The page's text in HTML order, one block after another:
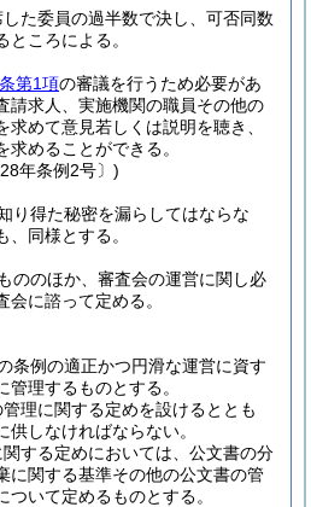
た委員の過半数で決し、可否同数
ころによる。
第1項の審議を行うため必要があ
請求人、実施機関の職員その他の
求めて意見若しくは説明を聴き、
求めることができる。
年条例2号〕)
り得た秘密を漏らしてはならな
、同様とする。
ののほか、審査会の運営に関し必
に諮って定める。
条例の適正かつ円滑な運営に資す
理するものとする。
理に関する定めを設けるととも
しなければならない。
する定めにおいては、公文書の分
に関する基準その他の公文書の管
いて定めるものとする。